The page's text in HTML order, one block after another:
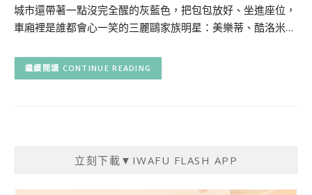
城市還帶著一點沒完全醒的灰藍色，把包包放好、坐進座位，
車廂裡是誰都會心一笑的三麗鷗家族明星：美樂蒂、酷洛米…
CONTINUE READING
立刻下載▼IWAFU FLASH APP